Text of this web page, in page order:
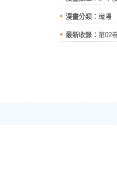
漫畫分類： 職場
最新收錄： 第02